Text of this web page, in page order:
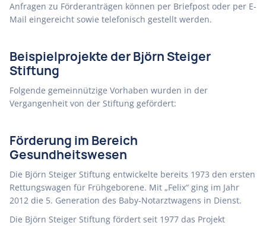
Anfragen zu Förderanträgen können per Briefpost oder per E-
Mail eingereicht sowie telefonisch gestellt werden.
Beispielprojekte der Björn Steiger
Stiftung
Folgende gemeinnützige Vorhaben wurden in der
Vergangenheit von der Stiftung gefördert:
Förderung im Bereich
Gesundheitswesen
Die Björn Steiger Stiftung entwickelte bereits 1973 den ersten
Rettungswagen für Frühgeborene. Mit „Felix“ ging im Jahr
2012 die 5. Generation des Baby-Notarztwagens in Dienst.
Die Björn Steiger Stiftung fördert seit 1977 das Projekt